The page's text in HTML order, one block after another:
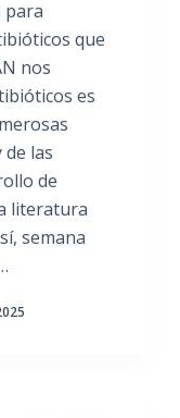
para
que
nos
es
las
de
literatura
semana